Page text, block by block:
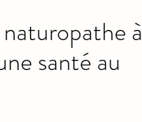
à
santé au